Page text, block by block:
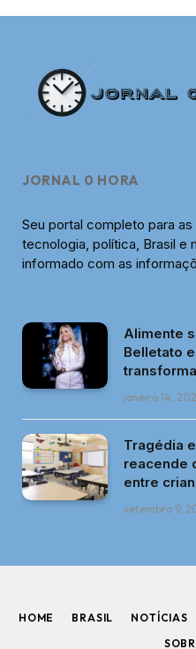
JORNAL 0 HORA
Seu portal completo para
tecnologia, política, Brasil e
informado com as
Alimente
Belletato
janeiro 14,
Tragédia
reacende
entre
setembro 9,
HOME BRASIL NOTÍCIAS